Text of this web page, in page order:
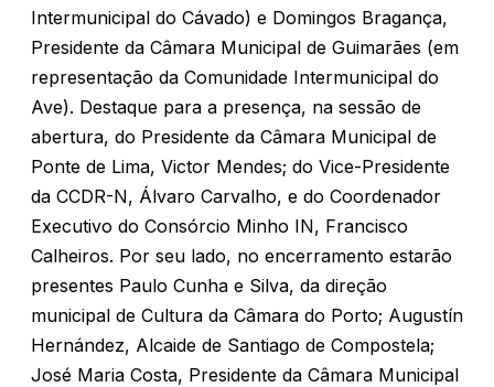
Intermunicipal do Cávado) e Domingos Bragança,
Presidente da Câmara Municipal de Guimarães (em
representação da Comunidade Intermunicipal do
Ave). Destaque para a presença, na sessão de
abertura, do Presidente da Câmara Municipal de
Ponte de Lima, Victor Mendes; do Vice-Presidente
da CCDR-N, Álvaro Carvalho, e do Coordenador
Executivo do Consórcio Minho IN, Francisco
Calheiros. Por seu lado, no encerramento estarão
presentes Paulo Cunha e Silva, da direção
municipal de Cultura da Câmara do Porto; Augustín
Hernández, Alcaide de Santiago de Compostela;
José Maria Costa, Presidente da Câmara Municipal